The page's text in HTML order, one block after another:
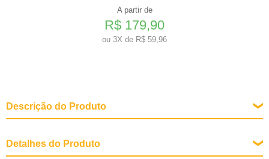
A partir de
R$ 179,90
ou 3X de R$ 59,96
Descrição do Produto
Detalhes do Produto